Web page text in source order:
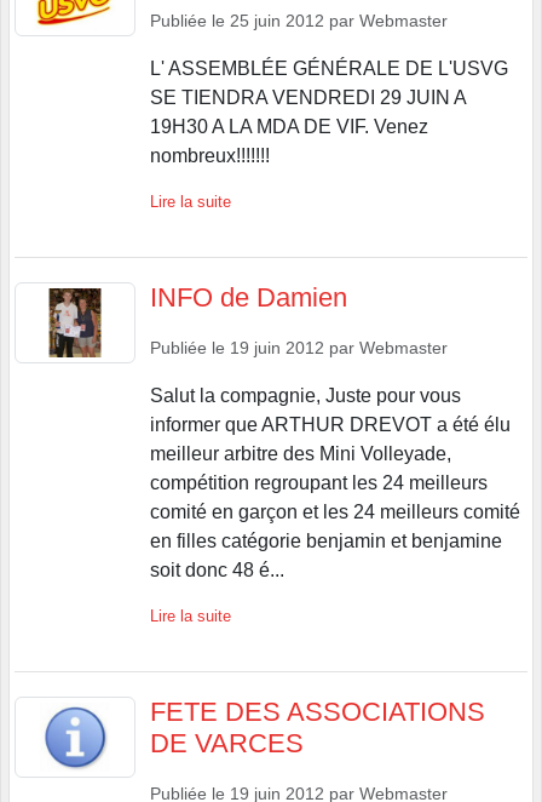
Publiée le 25 juin 2012 par Webmaster
L' ASSEMBLÉE GÉNÉRALE DE L'USVG
SE TIENDRA VENDREDI 29 JUIN A
19H30 A LA MDA DE VIF. Venez
nombreux!!!!!!!
Lire la suite
INFO de Damien
Publiée le 19 juin 2012 par Webmaster
Salut la compagnie, Juste pour vous
informer que ARTHUR DREVOT a été élu
meilleur arbitre des Mini Volleyade,
compétition regroupant les 24 meilleurs
comité en garçon et les 24 meilleurs comité
en filles catégorie benjamin et benjamine
soit donc 48 é...
Lire la suite
FETE DES ASSOCIATIONS
DE VARCES
Publiée le 19 juin 2012 par Webmaster